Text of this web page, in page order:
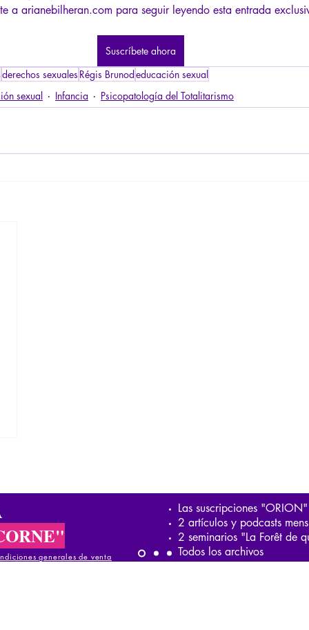
a arianebilheran.com para seguir leyendo esta entrada
Suscríbete ahora
derechos sexuales Régis Brunod educación sexual
sexual
Infancia Psicopatología del Totalitarismo
generales de venta
Las suscripciones
2 artículos y podcasts
2 seminarios "La Forêt de
Todos los archivos